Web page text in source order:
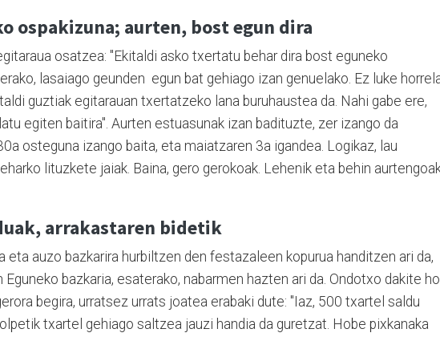
ospakizuna; aurten, bost egun dira
osatzea: "Ekitaldi asko txertatu behar dira bost eguneko
lasaiago geunden egun bat gehiago izan genuelako. Ez luke
guztiak egitarauan txertatzeko lana buruhaustea da. Nahi gabe ere,
egiten baitira". Aurten estuasunak izan badituzte, zer izango da
osteguna izango baita, eta maiatzaren 3a igandea. Logikaz, lau
lituzkete jaiak. Baina, gero gerokoak. Lehenik eta behin
arrakastaren bidetik
eta auzo bazkarira hurbiltzen den festazaleen kopurua handitzen ari da,
Eguneko bazkaria, esaterako, nabarmen hazten ari da. Ondotxo dakite
begira, urratsez urrats joatea erabaki dute: "Iaz, 500 txartel saldu
txartel gehiago saltzea jauzi handia da guretzat. Hobe pixkanaka